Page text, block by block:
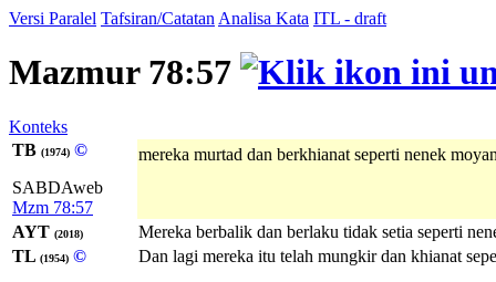
Versi Paralel Tafsiran/Catatan Analisa Kata ITL - draft
Mazmur 78:57
Konteks
TB (1974) ©
SABDAweb
Mzm 78:57
mereka murtad dan berkhianat seperti nenek
AYT (2018)
Mereka berbalik dan berlaku tidak setia seperti
TL (1954) ©
Dan lagi mereka itu telah mungkir dan khianat